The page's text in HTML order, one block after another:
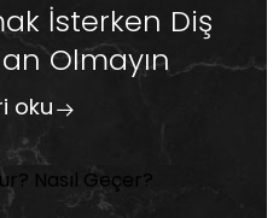
İsterken Diş
Olmayın
oku